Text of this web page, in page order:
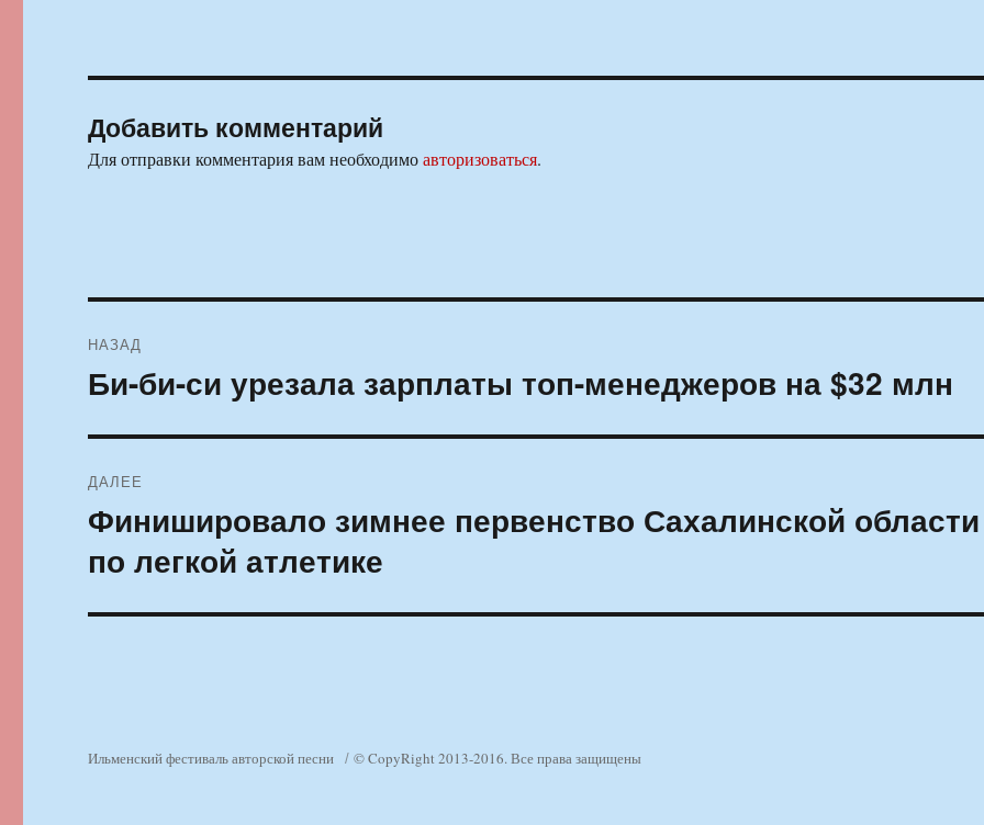
Добавить комментарий
Для отправки комментария вам необходимоавторизоваться.
по
НАЗАД
Предыдущая
Би-би-си урезала зарплаты топ-менеджеров на $32 млн
ДАЛЕЕ
Следующая
Финишировало зимнее первенство Сахалинской области
по легкой атлетике
Ильменский фестиваль авторской песни © CopyRight 2013-2016. Все права защищены